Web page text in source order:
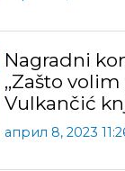
Nagradni
,,Zašto
Vulkančić
април 8, 2023